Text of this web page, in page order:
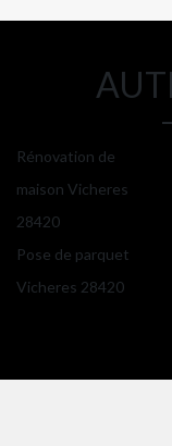
Rénovation de
maison Vicheres
28420
Pose de parquet
Vicheres 28420